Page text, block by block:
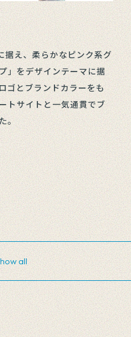
据え、柔らかなピンク系グ
」をデザインテーマに据
ゴとブランドカラーをも
トサイトと一気通貫でブ
。
all